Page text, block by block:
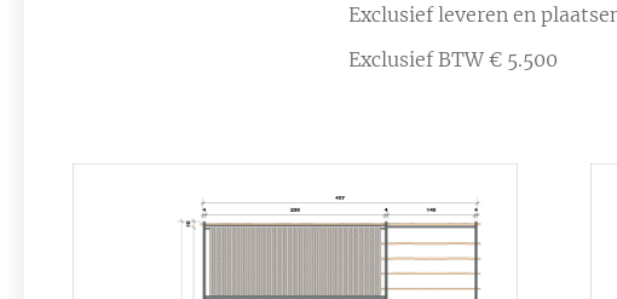
Exclusief leveren en
Exclusief BTW € 5.500